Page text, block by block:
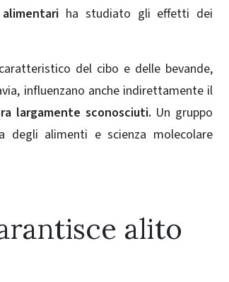
ha studiato gli effetti dei
del cibo e delle bevande,
influenzano anche indirettamente il
largamente sconosciuti. Un gruppo
degli alimenti e scienza molecolare
alito